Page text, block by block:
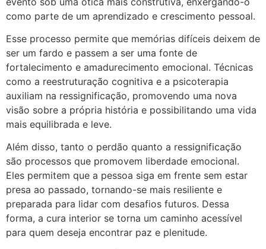
como parte de um aprendizado e crescimento pessoal.
Esse processo permite que memórias difíceis deixem de
ser um fardo e passem a ser uma fonte de
fortalecimento e amadurecimento emocional. Técnicas
como a reestruturação cognitiva e a psicoterapia
auxiliam na ressignificação, promovendo uma nova
visão sobre a própria história e possibilitando uma vida
mais equilibrada e leve.
Além disso, tanto o perdão quanto a ressignificação
são processos que promovem liberdade emocional.
Eles permitem que a pessoa siga em frente sem estar
presa ao passado, tornando-se mais resiliente e
preparada para lidar com desafios futuros. Dessa
forma, a cura interior se torna um caminho acessível
para quem deseja encontrar paz e plenitude.